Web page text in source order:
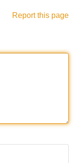
Report this page